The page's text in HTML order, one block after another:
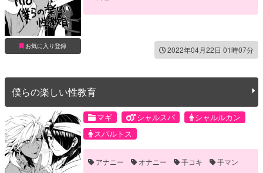
お気に入り登録 2022年04月22日 01時07分
僕らの楽しい性教育
マギ シャルスパ
シャルルカン
スパルトス
アナニー オナニー 手コキ
手マン